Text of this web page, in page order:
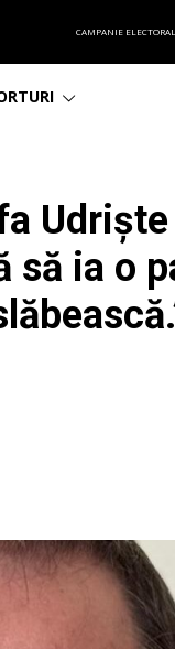
CAMPANIE
ia o